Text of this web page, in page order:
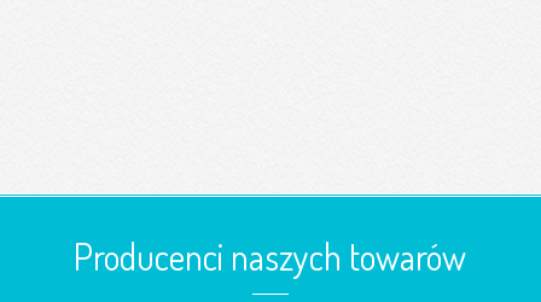
Producenci naszych towarów